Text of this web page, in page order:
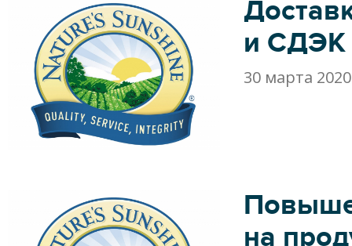
и СДЭК
30 марта 2020
на